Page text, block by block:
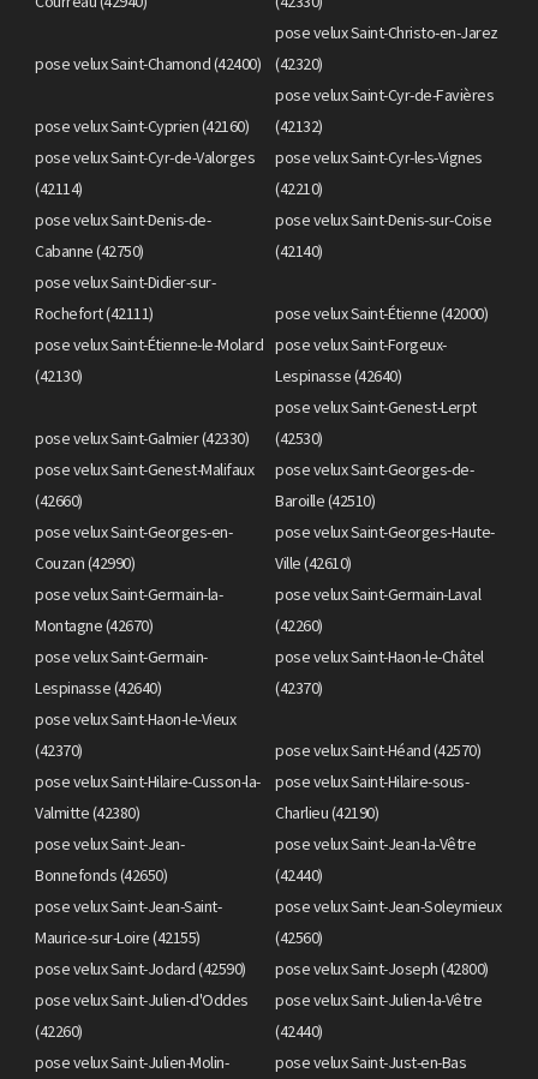
pose velux Saint-Chamond (42400)
pose velux Saint-Christo-en-Jarez
(42320)
pose velux Saint-Cyprien (42160)
pose velux Saint-Cyr-de-Favières
(42132)
pose velux Saint-Cyr-de-Valorges
(42114)
pose velux Saint-Cyr-les-Vignes
(42210)
pose velux Saint-Denis-de-
Cabanne (42750)
pose velux Saint-Denis-sur-Coise
(42140)
pose velux Saint-Didier-sur-
Rochefort (42111)
pose velux Saint-Étienne (42000)
pose velux Saint-Étienne-le-Molard
(42130)
pose velux Saint-Forgeux-
Lespinasse (42640)
pose velux Saint-Galmier (42330)
pose velux Saint-Genest-Lerpt
(42530)
pose velux Saint-Genest-Malifaux
(42660)
pose velux Saint-Georges-de-
Baroille (42510)
pose velux Saint-Georges-en-
Couzan (42990)
pose velux Saint-Georges-Haute-
Ville (42610)
pose velux Saint-Germain-la-
Montagne (42670)
pose velux Saint-Germain-Laval
(42260)
pose velux Saint-Germain-
Lespinasse (42640)
pose velux Saint-Haon-le-Châtel
(42370)
pose velux Saint-Haon-le-Vieux
(42370)
pose velux Saint-Héand (42570)
pose velux Saint-Hilaire-Cusson-la-
Valmitte (42380)
pose velux Saint-Hilaire-sous-
Charlieu (42190)
pose velux Saint-Jean-
Bonnefonds (42650)
pose velux Saint-Jean-la-Vêtre
(42440)
pose velux Saint-Jean-Saint-
Maurice-sur-Loire (42155)
pose velux Saint-Jean-Soleymieux
(42560)
pose velux Saint-Jodard (42590)
pose velux Saint-Joseph (42800)
pose velux Saint-Julien-d'Oddes
(42260)
pose velux Saint-Julien-la-Vêtre
(42440)
pose velux Saint-Julien-Molin-
pose velux Saint-Just-en-Bas